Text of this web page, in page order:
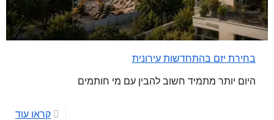
בחירת יזם בהתחדשות עירונית
היום יותר מתמיד חשוב להבין עם מי חותמים
קראו עוד